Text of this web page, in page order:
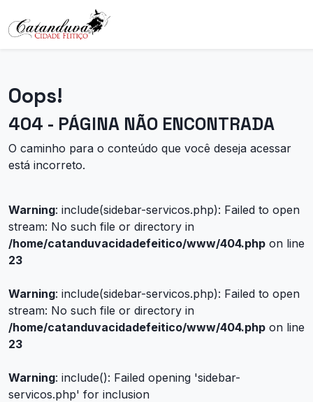
Oops!
404 - PÁGINA NÃO ENCONTRADA
O caminho para o conteúdo que você deseja acessar
está incorreto.
Warning: include(sidebar-servicos.php): Failed to open
stream: No such file or directory in
/home/catanduvacidadefeitico/www/404.php on line
23
Warning: include(sidebar-servicos.php): Failed to open
stream: No such file or directory in
/home/catanduvacidadefeitico/www/404.php on line
23
Warning: include(): Failed opening 'sidebar-
servicos.php' for inclusion